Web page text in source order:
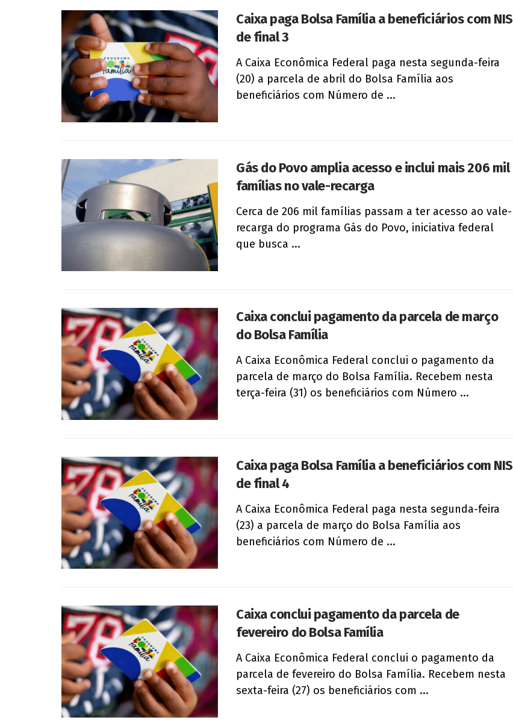
Caixa paga Bolsa Família a beneficiários com NIS
de final 3
A Caixa Econômica Federal paga nesta segunda-feira
(20) a parcela de abril do Bolsa Família aos
beneficiários com Número de ...
Gás do Povo amplia acesso e inclui mais 206 mil
famílias no vale-recarga
Cerca de 206 mil famílias passam a ter acesso ao vale-
recarga do programa Gás do Povo, iniciativa federal
que busca ...
Caixa conclui pagamento da parcela de março
do Bolsa Família
A Caixa Econômica Federal conclui o pagamento da
parcela de março do Bolsa Família. Recebem nesta
terça-feira (31) os beneficiários com Número ...
Caixa paga Bolsa Família a beneficiários com NIS
de final 4
A Caixa Econômica Federal paga nesta segunda-feira
(23) a parcela de março do Bolsa Família aos
beneficiários com Número de ...
Caixa conclui pagamento da parcela de
fevereiro do Bolsa Família
A Caixa Econômica Federal conclui o pagamento da
parcela de fevereiro do Bolsa Família. Recebem nesta
sexta-feira (27) os beneficiários com ...